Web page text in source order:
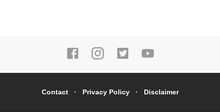
Contact Privacy Policy Disclaimer